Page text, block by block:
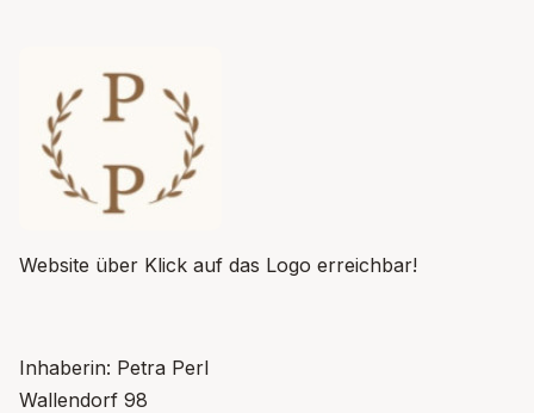
Website über Klick auf das Logo erreichbar!
Inhaberin: Petra Perl
Wallendorf 98